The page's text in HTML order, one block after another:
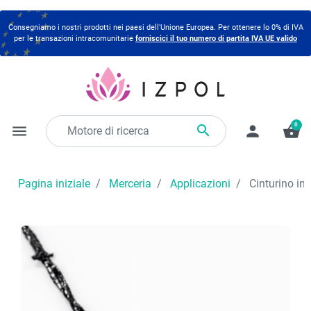
Consegniamo i nostri prodotti nei paesi dell'Unione Europea. Per ottenere lo 0% di IVA
per le transazioni intracomunitarie forniscici il tuo numero di partita IVA UE valido
menu  person shopping_basket
0
Pagina iniziale Merceria Applicazioni Cinturino in